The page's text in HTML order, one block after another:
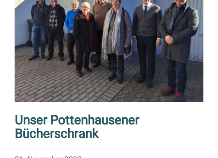
Unser Pottenhausener
Bücherschrank